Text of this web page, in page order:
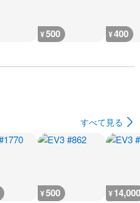
¥500 ¥400
すべて見る
¥500 ¥14,000